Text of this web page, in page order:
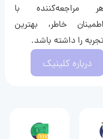
مراجعه‌کننده با
اطمینان خاطر، بهترین
را داشته باشد.
درباره کلینیک